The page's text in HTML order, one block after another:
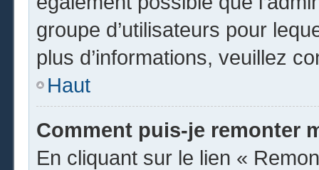
groupe d’utilisateurs pour
plus d’informations, veuillez
Haut
Comment puis-je remonter
En cliquant sur le lien «